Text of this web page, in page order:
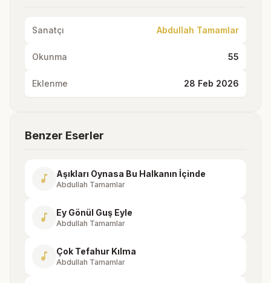
Sanatçı Abdullah Tamamlar
Okunma 55
Eklenme 28 Feb 2026
Benzer Eserler
music_note Aşıkları Oynasa Bu Halkanın İçinde
Abdullah Tamamlar
music_note Ey Gönül Guş Eyle
Abdullah Tamamlar
music_note Çok Tefahur Kılma
Abdullah Tamamlar